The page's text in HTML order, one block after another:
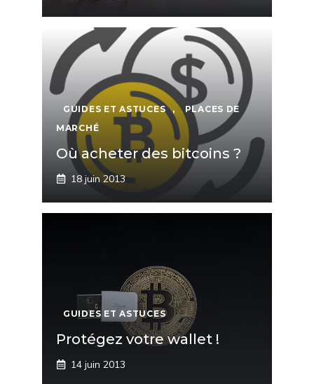
GUIDES ET ASTUCES ,
PLACES DE
MARCHÉ
Où acheter des bitcoins ?
18 juin 2013
GUIDES ET ASTUCES
Protégez votre wallet !
14 juin 2013